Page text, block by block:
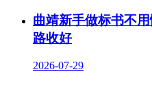
曲靖新手做标书不
路收好
2026-07-29